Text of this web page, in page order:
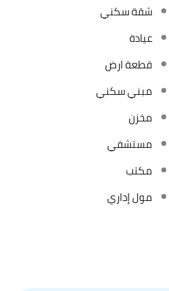
شقة سكني
عيادة
قطعة ارض
مبني سكني
مخزن
مستشفي
مكتب
مول إداري